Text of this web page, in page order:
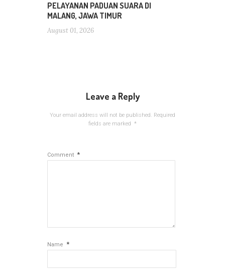
PELAYANAN PADUAN SUARA DI
MALANG, JAWA TIMUR
August 01, 2026
Leave a Reply
Your email address will not be published. Required
fields are marked *
Comment *
Name *